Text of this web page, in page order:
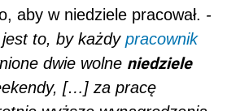
aby w niedziele pracował. -
to, by każdy pracownik
dwie wolne niedziele
[…] za pracę